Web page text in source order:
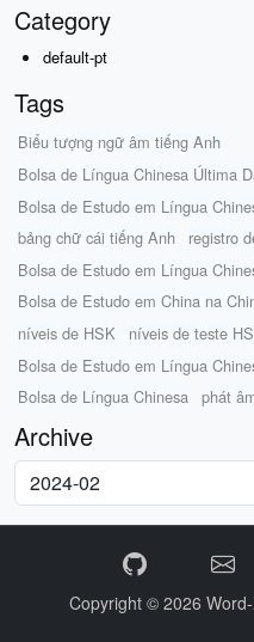
Category
default-pt
Tags
Biểu tượng ngữ âm tiếng Anh
Bolsa de Língua Chinesa Última
Bolsa de Estudo em Língua
bảng chữ cái tiếng Anh
registro
Bolsa de Estudo em Língua
Bolsa de Estudo em China na
níveis de HSK
níveis de teste
Bolsa de Estudo em Língua
Bolsa de Língua Chinesa
phát
Archive
Copyright © 2026